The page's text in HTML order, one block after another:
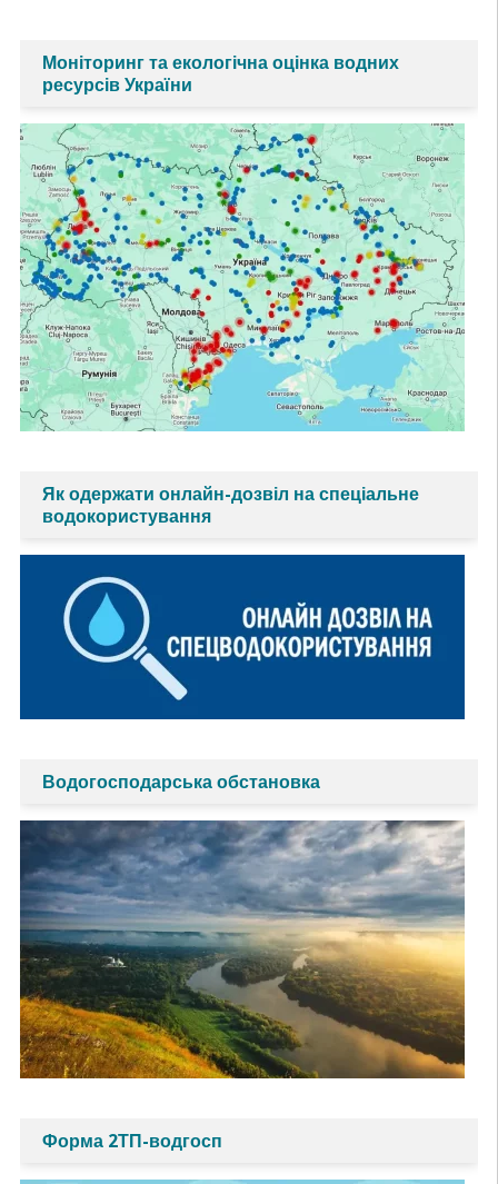
Моніторинг та екологічна оцінка водних
ресурсів України
Як одержати онлайн-дозвіл на спеціальне
водокористування
Водогосподарська обстановка
Форма 2ТП-водгосп